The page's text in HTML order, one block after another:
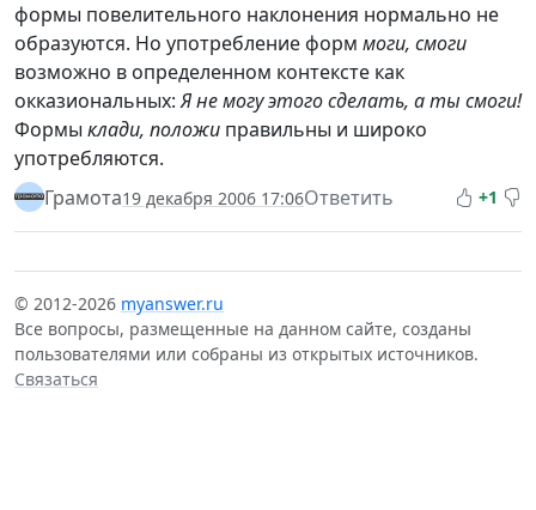
формы повелительного наклонения нормально не
образуются. Но употребление форм моги, смоги
возможно в определенном контексте как
окказиональных:Я не могу этого сделать, а ты смоги!
Формы клади, положи правильны и широко
употребляются.
Грамота19 декабря 2006 17:06Ответить +1
© 2012-2026 myanswer.ru
Все вопросы, размещенные на данном сайте, созданы
пользователями или собраны из открытых источников.
Связаться